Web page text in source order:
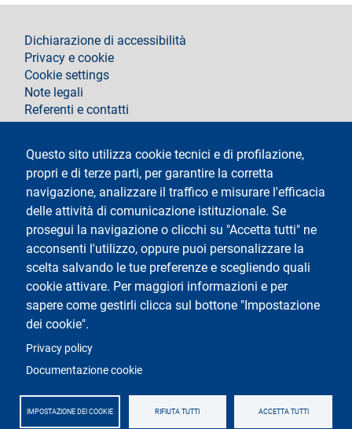
Questo sito utilizza cookie tecnici e di profilazione,
propri e di terze parti, per garantire la corretta
navigazione, analizzare il traffico e misurare l'efficacia
delle attività di comunicazione istituzionale. Se
prosegui la navigazione o clicchi su "Accetta tutti" ne
acconsenti l'utilizzo, oppure puoi personalizzare la
scelta salvando le tue preferenze e scegliendo quali
cookie attivare. Per maggiori informazioni e per
sapere come gestirli clicca sul bottone "Impostazione
dei cookie".
Privacy policy
Documentazione cookie
IMPOSTAZIONE DEI COOKIE RIFIUTA TUTTI ACCETTA TUTTI
footer
Dichiarazione di accessibilità
Privacy e cookie
Cookie settings
Note legali
Referenti e contatti
Testo
Università degli Studi di Milano
Via Festa del Perdono 7 - 20122 Milano
Tel.+39 02 5032 5032
Posta Elettronica Certificata
Logo